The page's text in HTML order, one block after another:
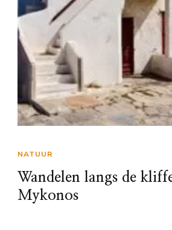
NATUUR
Wandelen langs de
Mykonos